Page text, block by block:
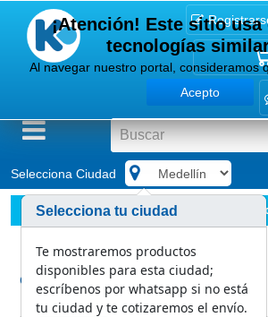
Selecciona Ciudad
Implementos
Escobas y
Cabo de Madera 140 cm
Categoría:
Escobas y Recogedores
¡Atención! Este sitio usa
tecnologías
Al navegar nuestro portal, consideramos
Acepto
Selecciona tu ciudad
Te mostraremos productos
disponibles para esta ciudad;
escríbenos por whatsapp si no está
tu ciudad y te cotizaremos el envío.